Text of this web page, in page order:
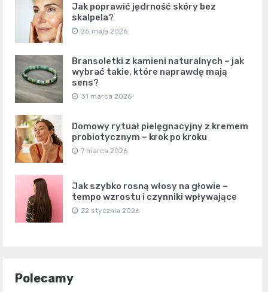
Jak poprawić jędrność skóry bez
skalpela?
25 maja 2026
Bransoletki z kamieni naturalnych – jak
wybrać takie, które naprawdę mają
sens?
31 marca 2026
Domowy rytuał pielęgnacyjny z kremem
probiotycznym – krok po kroku
7 marca 2026
Jak szybko rosną włosy na głowie –
tempo wzrostu i czynniki wpływające
22 stycznia 2026
Polecamy